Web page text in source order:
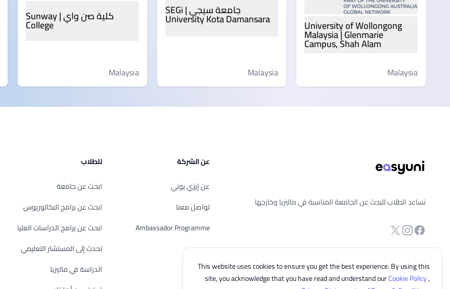
University of Wollongong
Malaysia | Glenmarie
Campus, Shah Alam
Malaysia
جامعة سيجي | SEGi
University Kota Damansara
Malaysia
كلية صن واي | Sunway
College
Malaysia
This website uses cookies to ensure you get the best experience. By using this
site, you acknowledge that you have read and understand ourCookie Policy,
نساعد الطلاب للبحث عن الجامعة المناسبة في ماليزيا وخارجها
صفحة الفيسبوك
انستجرام
Twitter
عن الشركة
عن إيزي يوني
تواصل معنا
Ambassador Programme
للطلاب
ابحث عن جامعة
ابحث عن برامج البكالوريوس
ابحث عن برامج الدراسات العليا
تحدث إلى المستشار التعليمي
الدراسة في ماليزيا